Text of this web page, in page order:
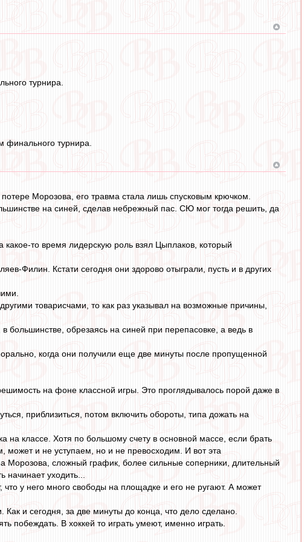
турнира.
финального турнира.
Морозова, его травма стала лишь спусковым крючком.
на синей, сделав небрежный пас. СЮ мог тогда решить, да
то время лидерскую роль взял Цыплаков, который
Филин. Кстати сегодня они здорово отыграли, пусть и в других
товарисчами, то как раз указывал на возможные причины,
большинстве, обрезаясь на синей при перепасовке, а ведь в
когда они получили еще две минуты после пропущенной
на фоне классной игры. Это проглядывалось порой даже в
приблизиться, потом включить обороты, типа дожать на
на классе. Хотя по большому счету в основной массе, если брать
и не уступаем, но и не превосходим. И вот эта
Морозова, сложный график, более сильные соперники, длительный
уходить...
у него много свободы на площадке и его не ругают. А может
и сегодня, за две минуты до конца, что дело сделано.
побеждать. В хоккей то играть умеют, именно играть.